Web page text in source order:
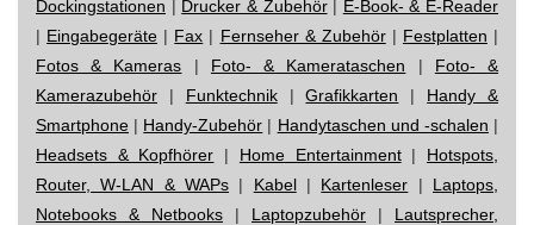
Dockingstationen | Drucker & Zubehör| E-Book- & E-Reader
| Eingabegeräte | Fax | Fernseher & Zubehör| Festplatten |
Fotos & Kameras | Foto- & Kamerataschen | Foto- &
Kamerazubehör | Funktechnik|Grafikkarten | Handy &
Smartphone | Handy-Zubehör | Handytaschen und -schalen |
Headsets & Kopfhörer | Home Entertainment| Hotspots,
Router, W-LAN & WAPs | Kabel| Kartenleser | Laptops,
Notebooks & Netbooks | Laptopzubehör | Lautsprecher,